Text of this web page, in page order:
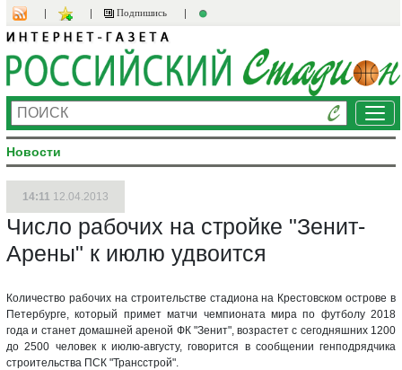
Подпишись
Новости
14:11 12.04.2013
Число рабочих на стройке "Зенит-
Арены" к июлю удвоится
Количество рабочих на строительстве стадиона на Крестовском острове в
Петербурге, который примет матчи чемпионата мира по футболу 2018
года и станет домашней ареной ФК "Зенит", возрастет с сегодняшних 1200
до 2500 человек к июлю-августу, говорится в сообщении генподрядчика
строительства ПСК "Трансстрой".